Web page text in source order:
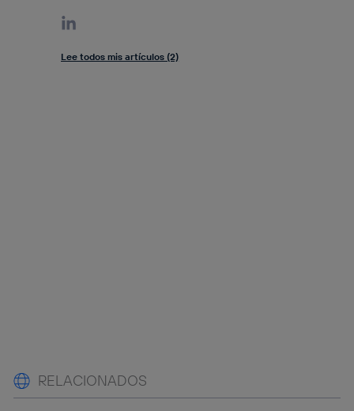
Lee todos mis artículos (2)
RELACIONADOS